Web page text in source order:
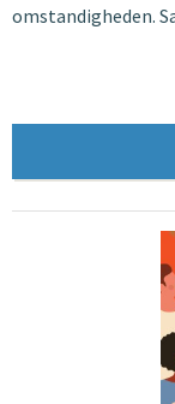
omstandigheden.